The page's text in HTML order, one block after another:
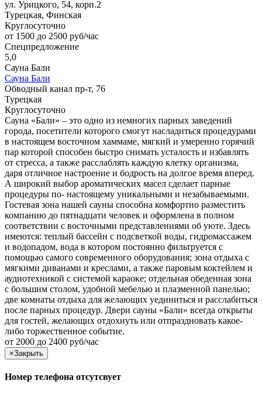
ул. Урицкого, 54, корп.2
Турецкая, Финская
Круглосуточно
от 1500 до 2500 руб/час
Спецпредложение
5,0
Сауна Бали
Сауна Бали
Обводный канал пр-т, 76
Турецкая
Круглосуточно
Сауна «Бали» – это одно из немногих парных заведений
города, посетители которого смогут насладиться процедурами
в настоящем восточном хаммаме, мягкий и умеренно горячий
пар которой способен быстро снимать усталость и избавлять
от стресса, а также расслаблять каждую клетку организма,
даря отличное настроение и бодрость на долгое время вперед.
А широкий выбор ароматических масел сделает парные
процедуры по- настоящему уникальными и незабываемыми.
Гостевая зона нашей сауны способна комфортно разместить
компанию до пятнадцати человек и оформлена в полном
соответствии с восточными представлениями об уюте. Здесь
имеются: теплый бассейн с подсветкой воды, гидромассажем
и водопадом, вода в котором постоянно фильтруется с
помощью самого современного оборудования; зона отдыха с
мягкими диванами и креслами, а также паровым коктейлем и
аудиотехникой с системой караоке; отдельная обеденная зона
с большим столом, удобной мебелью и плазменной панелью;
две комнаты отдыха для желающих уединиться и расслабиться
после парных процедур. Двери сауны «Бали» всегда открыты
для гостей, желающих отдохнуть или отпраздновать какое-
либо торжественное событие.
от 2000 до 2400 руб/час
×Закрыть
Номер телефона отсутсвует